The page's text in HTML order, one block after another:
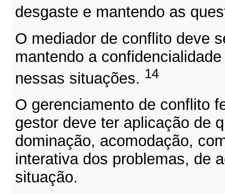
desgaste e mantendo as
O mediador de conflito deve
mantendo a
nessas situações. 14
O gerenciamento de conflito
gestor deve ter aplicação de
dominação, acomodação,
interativa dos problemas, de
situação.